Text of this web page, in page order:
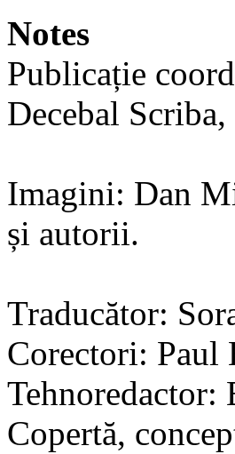
Notes
Publicație
Decebal
Imagini: Dan
și autorii.
Traducător:
Corectori: Paul
Tehnoredactor:
Copertă,